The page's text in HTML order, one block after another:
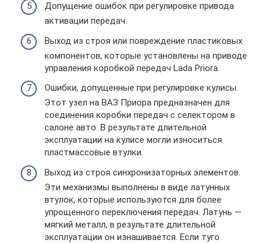
Допущение ошибок при регулировке привода
активации передач.
Выход из строя или повреждение пластиковых
компонентов, которые установлены на приводе
управления коробкой передач Lada Priora.
Ошибки, допущенные при регулировке кулисы.
Этот узел на ВАЗ Приора предназначен для
соединения коробки передач с селектором в
салоне авто. В результате длительной
эксплуатации на кулисе могли износиться
пластмассовые втулки.
Выход из строя синхронизаторных элементов.
Эти механизмы выполнены в виде латунных
втулок, которые используются для более
упрощенного переключения передач. Латунь —
мягкий металл, в результате длительной
эксплуатации он изнашивается. Если туго